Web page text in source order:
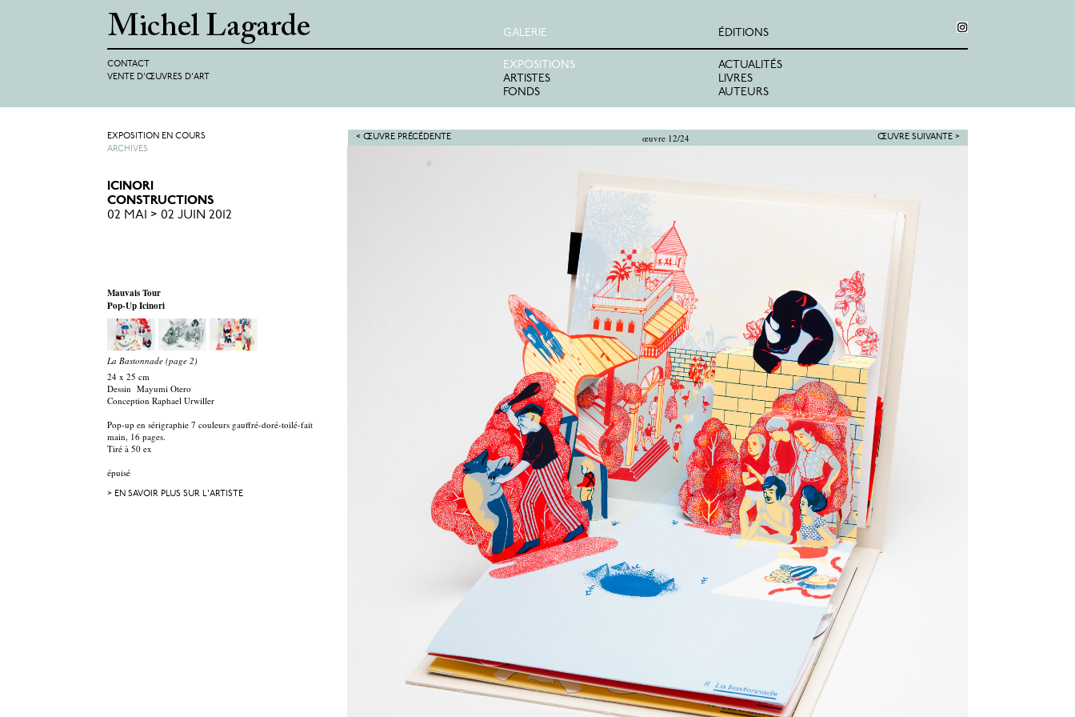
GALERIE
EXPOSITIONS
ARTISTES
FONDS
ÉDITIONS
ACTUALITÉS
LIVRES
AUTEURS
CONTACT
VENTE D'ŒUVRES D'ART
œuvre 12/24
< ŒUVRE PRÉCÉDENTE ŒUVRE SUIVANTE >
EXPOSITION EN COURS
ARCHIVES
ICINORI
CONSTRUCTIONS
02 MAI > 02 JUIN 2012
Mauvais Tour
Pop-Up Icinori
La Bastonnade (page 2)
24 x 25 cm
Dessin Mayumi Otero
Conception Raphael Urwiller
Pop-up en sérigraphie 7 couleurs gauffré-doré-toilé-fait
main, 16 pages.
Tiré à 50 ex
épuisé
> EN SAVOIR PLUS SUR L'ARTISTE